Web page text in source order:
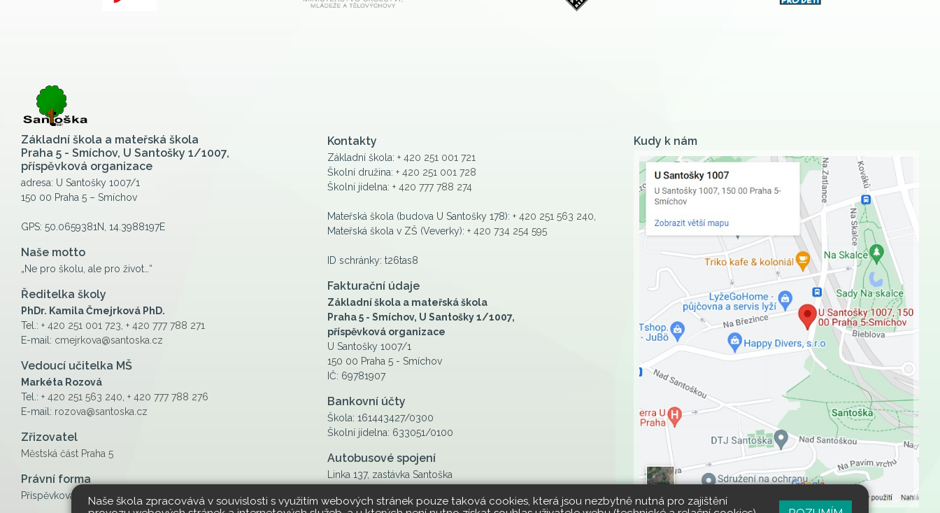
Základní škola a mateřská škola
Praha 5 - Smíchov, U Santošky 1/1007,
příspěvková organizace
adresa: U Santošky 1007/1
150 00 Praha 5 – Smíchov
GPS: 50.0659381N, 14.3988197E
Naše motto
„Ne pro školu, ale pro život…“
Ředitelka školy
PhDr. Kamila Čmejrková PhD.
Tel.: + 420 251 001 723 + 420 777 788 271
E-mail: cmejrkova@santoska.cz
Vedoucí učitelka MŠ
Markéta Rozová
Tel.: + 420 251 563 240 + 420 777 788 276
E-mail: rozova@santoska.cz
Zřizovatel
Městská část Praha 5
Právní forma
Příspěvková organizace
Kontakty
Základní škola: + 420 251 001 721
Školní družina: + 420 251 001 728
Školní jídelna: + 420 777 788 274
Mateřská škola (budova U Santošky 178): + 420 251 563 240
Mateřská škola v ZŠ (Veverky): + 420 734 254 595
ID schránky: t26tas8
Fakturační údaje
Základní škola a mateřská škola
Praha 5 - Smíchov, U Santošky 1/1007,
příspěvková organizace
U Santošky 1007/1
150 00 Praha 5 - Smíchov
IČ: 69781907
Bankovní účty
Škola: 161443427/0300
Školní jídelna: 633051/0100
Autobusové spojení
Linka 137, zastávka Santoška
Kudy k nám
Naše škola zpracovává v souvislosti s využitím webových stránek pouze taková cookies, která jsou nezbytně nutná pro zajištění